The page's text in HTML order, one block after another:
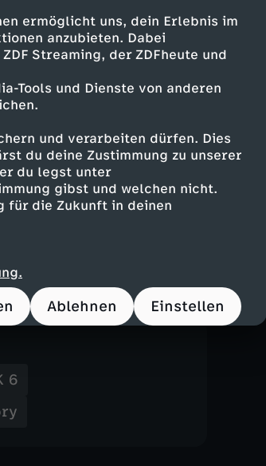
ermöglicht uns, dein Erlebnis im
anzubieten. Dabei
Streaming, der ZDFheute und
Tools und Dienste von anderen
und verarbeiten dürfen. Dies
du deine Zustimmung zu unserer
du legst unter
gibst und welchen nicht.
für die Zukunft in deinen
Ablehnen Einstellen
von seinem Vater
um Hilfe für sein Volk
Verwandte Erna. "Ede
der DDR Pflichtlektüre
im Mai 1944 mit im
an, ihre Herkunft
dem Krieg für
6